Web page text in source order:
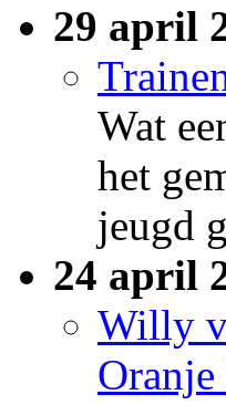
29 april
Wat
het
jeugd
24 april
Willy
Oranje